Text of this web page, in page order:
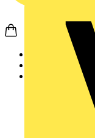
Schneider Electric